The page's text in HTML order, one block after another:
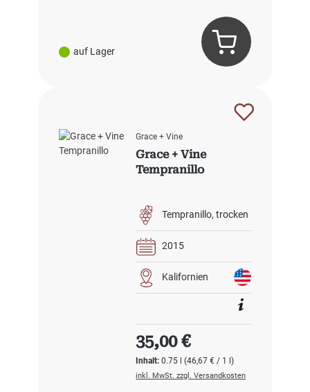
auf Lager
Grace + Vine
Grace + Vine
Tempranillo
Tempranillo trocken
2015
Kalifornien
Inhalt:0.75 l(46,67 € / 1 l)
Regulärer Preis:
35,00 €
inkl. MwSt. zzgl. Versandkosten